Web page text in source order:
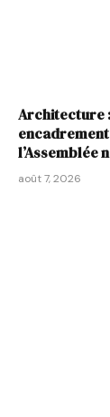
Architecture
l’Assemblée
août 7, 2026